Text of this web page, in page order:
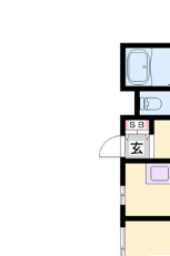
☆ペット飼育可
☆ネット無料☆
路線·駅から探す
地域から探す